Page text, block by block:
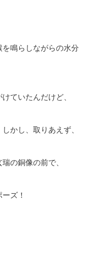
を鳴らしながらの水分
ていたんだけど、
かし、取りあえず、
の銅像の前で、
ズ！